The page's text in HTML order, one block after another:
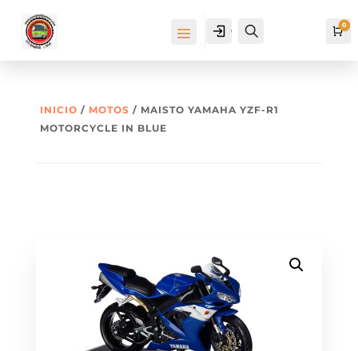
Cuenta 0
INICIO / MOTOS / MAISTO YAMAHA YZF-R1
MOTORCYCLE IN BLUE